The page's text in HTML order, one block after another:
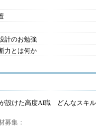
計のお勉強
力とは何か
設けた高度AI職 どんなスキル
募集：